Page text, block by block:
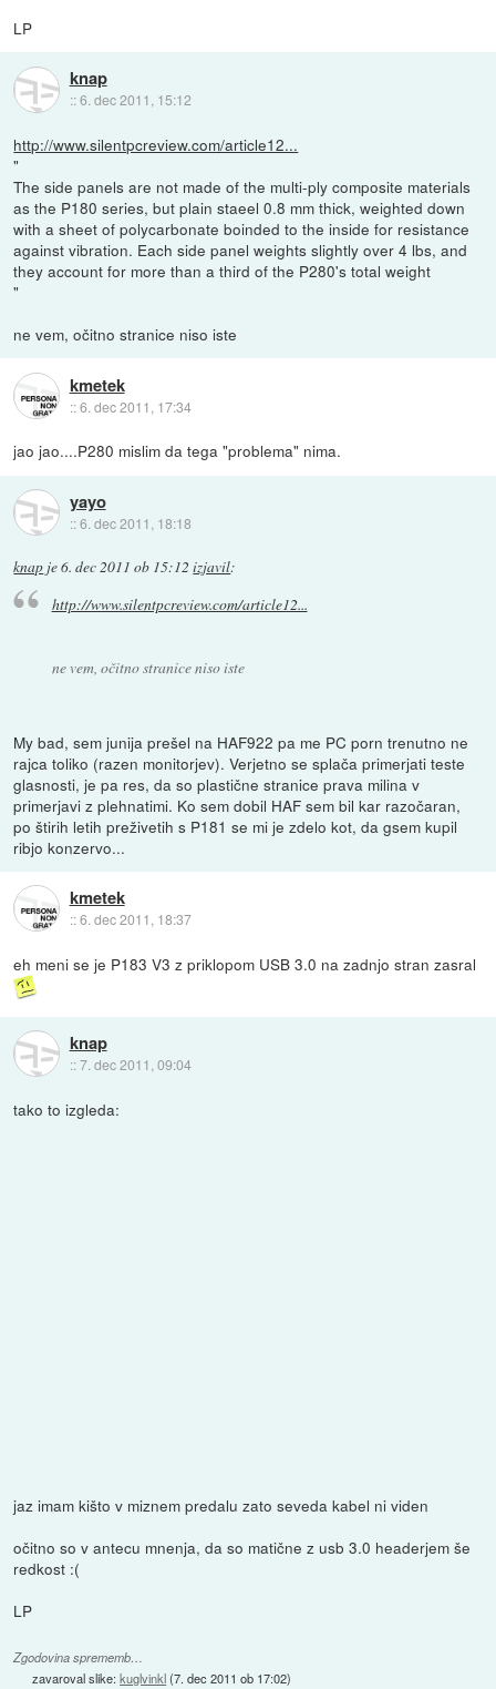
LP
knap
::6. dec 2011, 15:12
http://www.silentpcreview.com/article12...
"
The side panels are not made of the multi-ply composite materials
as the P180 series, but plain staeel 0.8 mm thick, weighted down
with a sheet of polycarbonate boinded to the inside for resistance
against vibration. Each side panel weights slightly over 4 lbs, and
they account for more than a third of the P280's total weight
"
ne vem, očitno stranice niso iste
kmetek
::6. dec 2011, 17:34
jao jao....P280 mislim da tega "problema" nima.
yayo
::6. dec 2011, 18:18
knap je6. dec 2011 ob 15:12 izjavil:
http://www.silentpcreview.com/article12...
ne vem, očitno stranice niso iste
My bad, sem junija prešel na HAF922 pa me PC porn trenutno ne
rajca toliko (razen monitorjev). Verjetno se splača primerjati teste
glasnosti, je pa res, da so plastične stranice prava milina v
primerjavi z plehnatimi. Ko sem dobil HAF sem bil kar razočaran,
po štirih letih preživetih s P181 se mi je zdelo kot, da gsem kupil
ribjo konzervo...
kmetek
::6. dec 2011, 18:37
eh meni se je P183 V3 z priklopom USB 3.0 na zadnjo stran zasral
knap
::7. dec 2011, 09:04
tako to izgleda:
jaz imam kišto v miznem predalu zato seveda kabel ni viden
očitno so v antecu mnenja, da so matične z usb 3.0 headerjem še
redkost :(
LP
Zgodovina sprememb…
zavaroval slike:kuglvinkl(7. dec 2011 ob 17:02)